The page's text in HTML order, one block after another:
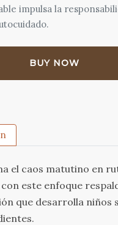
impulsa la
BUY NOW
el caos matutino en
este enfoque
que desarrolla niños